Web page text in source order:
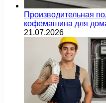
Производительная
кофемашина для
21.07.2026